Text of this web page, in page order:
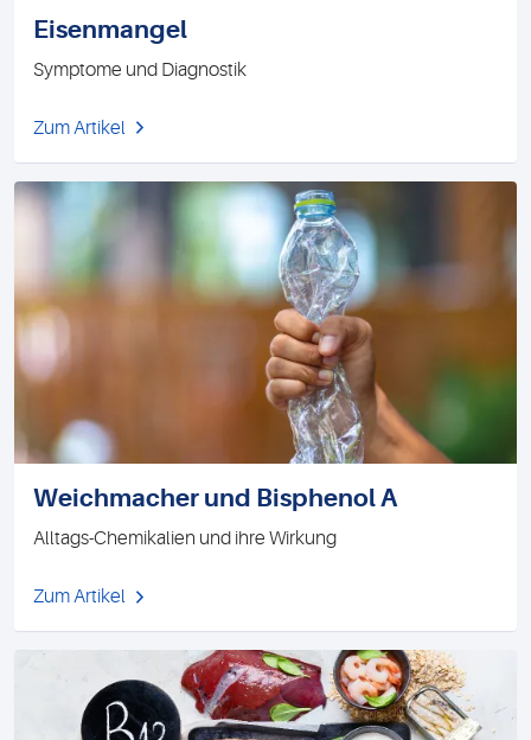
Eisenmangel
Symptome und Diagnostik
Zum Artikel
Weichmacher und Bisphenol A
Alltags-Chemikalien und ihre Wirkung
Zum Artikel